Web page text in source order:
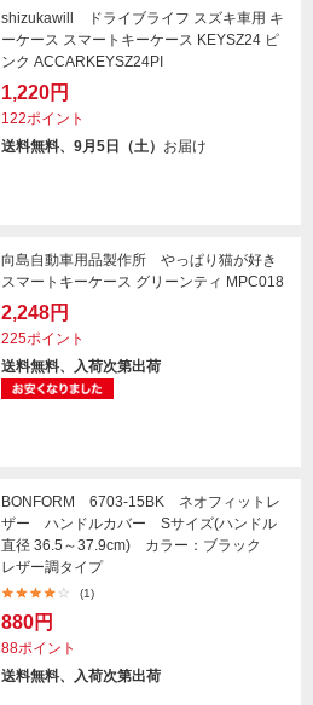
shizukawill ドライブライフ スズキ車用 キ
ーケース スマートキーケース KEYSZ24 ピ
ンク ACCARKEYSZ24PI
1,220円
122ポイント
送料無料、9月5日（土） お届け
向島自動車用品製作所 やっぱり猫が好き
スマートキーケース グリーンティ MPC018
2,248円
225ポイント
送料無料、入荷次第出荷
BONFORM 6703-15BK ネオフィットレ
ザー ハンドルカバー Sサイズ(ハンドル
直径 36.5～37.9cm) カラー：ブラック
レザー調タイプ
(1)
880円
88ポイント
送料無料、入荷次第出荷